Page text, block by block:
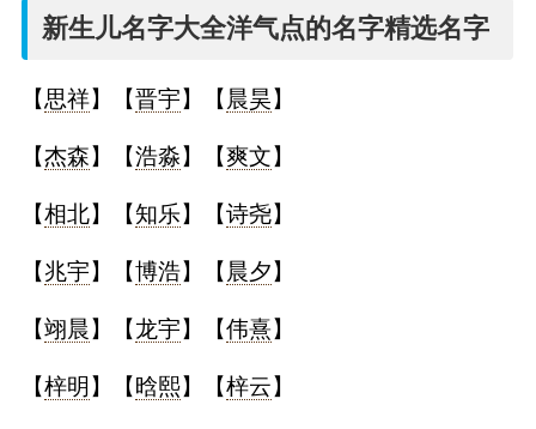
字
打
分
男孩名字打分
女孩名字打分
新生儿名字大全洋气点的名字精选名字
【思祥】【晋宇】【 晨昊】
【杰森】【浩淼】【爽文】
【相北】【知乐】【诗尧】
【兆宇】【博浩】【 晨夕】
【翊晨】【龙宇】【伟熹】
【梓明 】【 晗熙】【梓云】